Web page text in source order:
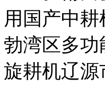
用国产中
勃湾区多
旋耕机辽